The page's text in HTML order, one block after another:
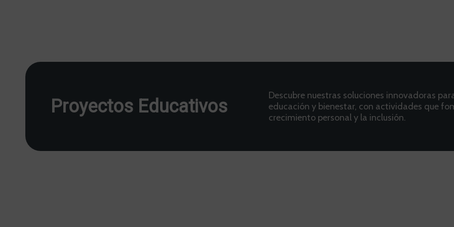
Proyectos Educativos
Descubre nuestras soluciones innovadoras
educación y bienestar, con actividades que
crecimiento personal y la inclusión.